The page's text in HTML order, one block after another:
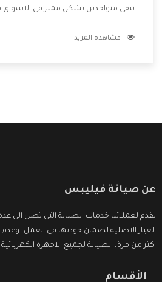
نبقى متواجدين بشكل مميز فى
الشركة بها والتى تكون منها خدمة
مشاهدة المزيد
عن صيانة فيليبس
نقدم لعملائنا خدمات الصيانة التى تصل الى
الغيار الاصلية لضمان جودتها فى العمل،
اكثر من مرة، الصيانة لجميع الاجهزة
الأقسام